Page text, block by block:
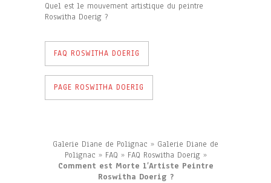
Quel est le mouvement artistique du peintre
Roswitha Doerig ?
FAQ ROSWITHA DOERIG
PAGE ROSWITHA DOERIG
Galerie Diane de Polignac » Galerie Diane de
Polignac » FAQ » FAQ Roswitha Doerig»
Comment est Morte l’Artiste Peintre
Roswitha Doerig ?